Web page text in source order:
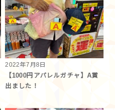
2022年7月8日
【1000円アパレルガチャ】A賞
出ました！